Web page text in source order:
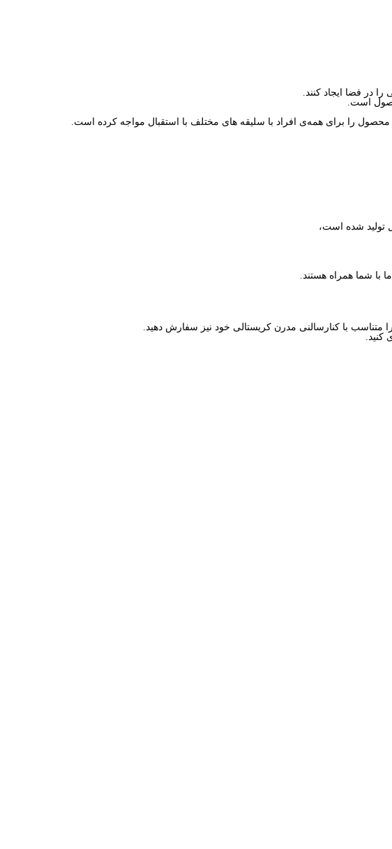
در فضا ایجاد کنند.
است.
را برای همه‌ی افراد با سلیقه های مختلف با استقبال مواجه کرده است.
شما همراه هستند.
متناسب با کنارسالنی مدرن کریستالی خود نیز سفارش دهید.
کنید.